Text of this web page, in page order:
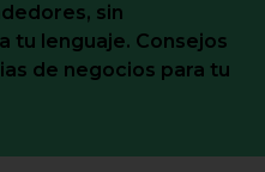
sin
tu lenguaje. Consejos
de negocios para tu